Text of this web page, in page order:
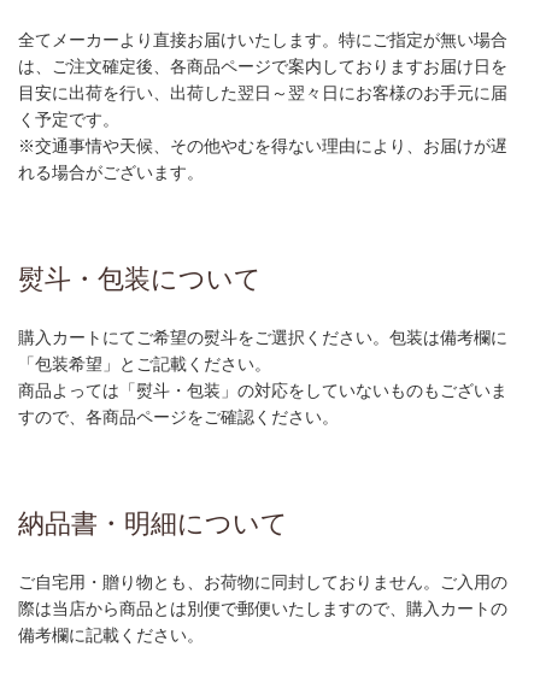
全てメーカーより直接お届けいたします。特にご指定が無い場合
は、ご注文確定後、各商品ページで案内しておりますお届け日を
目安に出荷を行い、出荷した翌日～翌々日にお客様のお手元に届
く予定です。
※交通事情や天候、その他やむを得ない理由により、お届けが遅
れる場合がございます。
熨斗・包装について
購入カートにてご希望の熨斗をご選択ください。包装は備考欄に
「包装希望」とご記載ください。
商品よっては「熨斗・包装」の対応をしていないものもございま
すので、各商品ページをご確認ください。
納品書・明細について
ご自宅用・贈り物とも、お荷物に同封しておりません。ご入用の
際は当店から商品とは別便で郵便いたしますので、購入カートの
備考欄に記載ください。